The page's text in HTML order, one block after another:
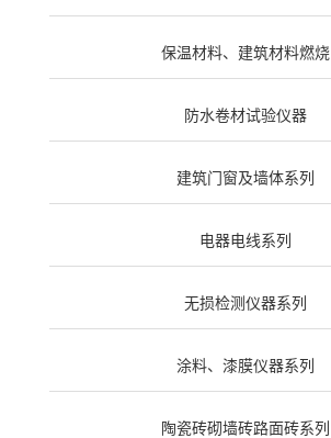
保温材料、建筑材料燃烧
防水卷材试验仪器
建筑门窗及墙体系列
电器电线系列
无损检测仪器系列
涂料、漆膜仪器系列
陶瓷砖砌墙砖路面砖系列